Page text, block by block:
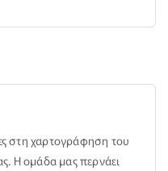
στη χαρτογράφηση του
Η ομάδα μας περνάει